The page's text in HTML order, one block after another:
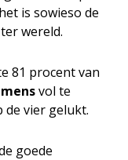
is sowieso de
wereld.
81 procent van
vol te
de vier gelukt.
goede